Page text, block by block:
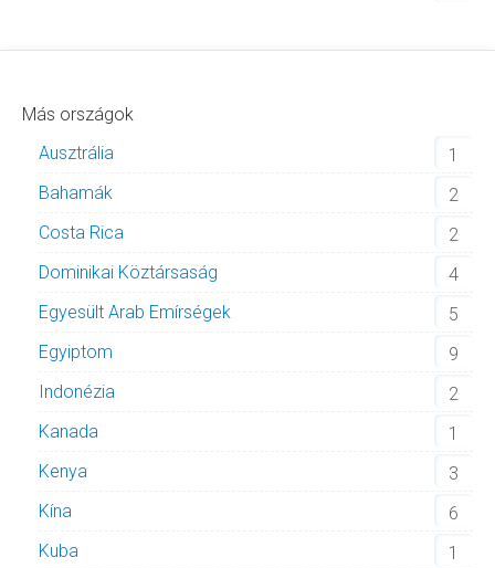
Más országok
Ausztrália
1
Bahamák
2
Costa Rica
2
Dominikai Köztársaság
4
Egyesült Arab Emírségek
5
Egyiptom
9
Indonézia
2
Kanada
1
Kenya
3
Kína
6
Kuba
1